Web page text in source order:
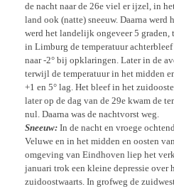
de nacht naar de 26e viel er ijzel, in
land ook (natte) sneeuw. Daarna werd
werd het landelijk ongeveer 5
in Limburg de temperatuur
naar -2° bij opklaringen. Later in de
terwijl de temperatuur in het midden
+1 en 5° lag. Het bleef in het
later op de dag van de 29e kwam de
nul. Daarna was de nachtvorst weg.
Sneeuw: In de nacht en vroege
Veluwe en in het midden en oosten
omgeving van Eindhoven liep het
januari trok een kleine depressie over
zuidoostwaarts. In grofweg de